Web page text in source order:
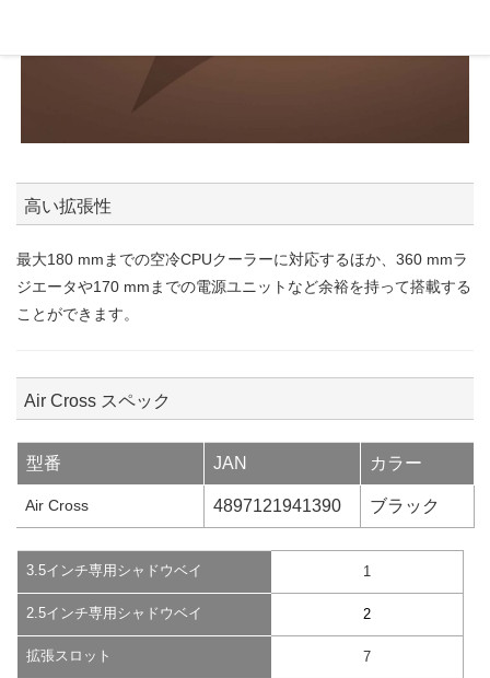
高い拡張性
最大180 mmまでの空冷CPUクーラーに対応するほか、360 mmラ
ジエータや170 mmまでの電源ユニットなど余裕を持って搭載する
ことができます。
Air Cross スペック
型番 JAN カラー
Air Cross 4897121941390 ブラック
3.5インチ専用シャドウベイ 1
2.5インチ専用シャドウベイ 2
拡張スロット 7